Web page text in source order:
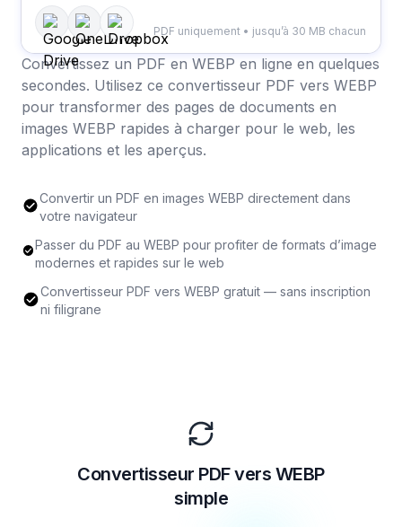
PDF uniquement • jusqu’à 30 MB chacun
Convertissez un PDF en WEBP en ligne en quelques
secondes. Utilisez ce convertisseur PDF vers WEBP
pour transformer des pages de documents en
images WEBP rapides à charger pour le web, les
applications et les aperçus.
Convertir un PDF en images WEBP directement dans
votre navigateur
Passer du PDF au WEBP pour profiter de formats d’image
modernes et rapides sur le web
Convertisseur PDF vers WEBP gratuit — sans inscription
ni filigrane
Convertisseur PDF vers WEBP
simple